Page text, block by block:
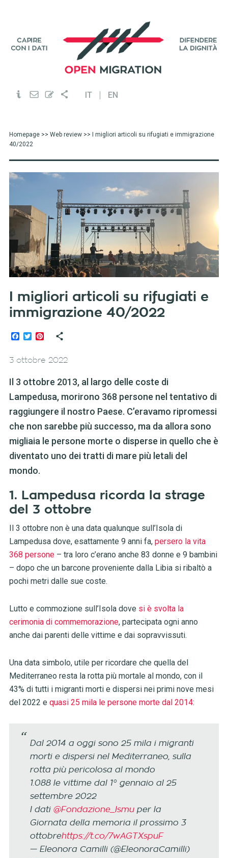
IT EN
Homepage>> Web review>> I migliori articoli su rifugiati e immigrazione
40/2022
I migliori articoli su rifugiati e
immigrazione 40/2022
Facebook
TwitterPinterest
3 ottobre 2022
Il 3 ottobre 2013, al largo delle coste di
Lampedusa, morirono 368 persone nel tentativo di
raggiungere il nostro Paese. C’eravamo ripromessi
che non sarebbe più successo, ma da allora sono
migliaia le persone morte o disperse in quello che è
diventato uno dei tratti di mare più letali del
mondo.
1. Lampedusa ricorda la strage
del 3 ottobre
Il 3 ottobre non è una data qualunque sull’Isola di
Lampedusa dove, esattamente 9 anni fa, persero la vita
368 persone– tra loro c’erano anche 83 donne e 9 bambini
– dopo che un barcone proveniente dalla Libia si ribaltò a
pochi metri dalle sue coste.
Lutto e commozione sull’Isola dove si è svolta la
cerimonia di commemorazione, partecipata ogni anno
anche dai parenti delle vittime e dai sopravvissuti.
Una data simbolo, utile per ricordare che quella del
Mediterraneo resta la rotta più mortale al mondo, con il
43% di tutti i migranti morti e dispersi nei primi nove mesi
del 2022 e quasi 25 mila le persone morte dal 2014:
Dal 2014 a oggi sono 25 mila i migranti
morti e dispersi nel Mediterraneo, sulla
rotta più pericolosa al mondo
1.088 le vittime dal 1° gennaio al 25
settembre 2022
I dati @Fondazione_Ismuper la
Giornata della memoria il prossimo 3
ottobrehttps://t.co/7wAGTXspuF
— Eleonora Camilli (@EleonoraCamilli)